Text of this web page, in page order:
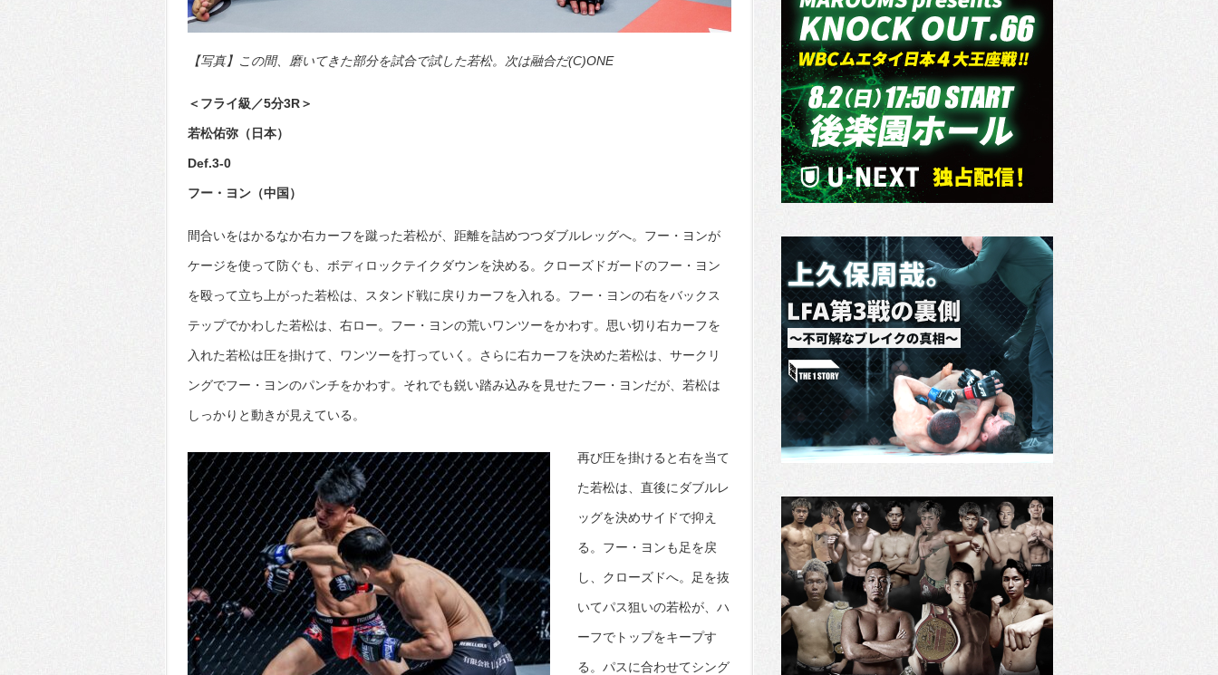
【写真】この間、磨いてきた部分を試合で試した若松。次は融合だ(C)ONE
＜フライ級／5分3R＞
若松佑弥（日本）
Def.3-0
フー・ヨン（中国）
間合いをはかるなか右カーフを蹴った若松が、距離を詰めつつダブルレッグへ。フー・ヨンが
ケージを使って防ぐも、ボディロックテイクダウンを決める。クローズドガードのフー・ヨン
を殴って立ち上がった若松は、スタンド戦に戻りカーフを入れる。フー・ヨンの右をバックス
テップでかわした若松は、右ロー。フー・ヨンの荒いワンツーをかわす。思い切り右カーフを
入れた若松は圧を掛けて、ワンツーを打っていく。さらに右カーフを決めた若松は、サークリ
ングでフー・ヨンのパンチをかわす。それでも鋭い踏み込みを見せたフー・ヨンだが、若松は
しっかりと動きが見えている。
再び圧を掛けると右を当て
た若松は、直後にダブルレ
ッグを決めサイドで抑え
る。フー・ヨンも足を戻
し、クローズドへ。足を抜
いてパス狙いの若松が、ハ
ーフでトップをキープす
る。パスに合わせてシング